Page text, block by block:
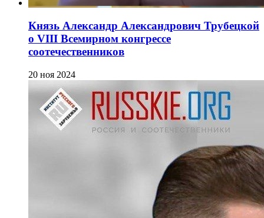
Князь Александр Александрович Трубецкой
о VIII Всемирном конгрессе
соотечественников
20 ноя 2024